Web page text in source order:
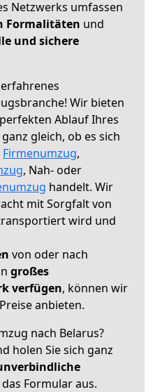
Netzwerks umfassen
Formalitäten und
und sichere
Wir bieten
Ablauf Ihres
gleich, ob es sich
Firmenumzug,
, Nah- oder
handelt. Wir
mit Sorgfalt von
wird und
von oder nach
großes
verfügen, können wir
anbieten.
nach Belarus?
holen Sie sich ganz
Formular aus.